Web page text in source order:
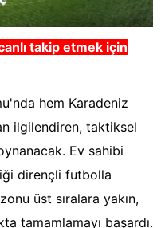
canlı takip etmek için
hem Karadeniz
ilgilendiren, taktiksel
Ev sahibi
dirençli futbolla
üst sıralara yakın,
tamamlamayı başardı.